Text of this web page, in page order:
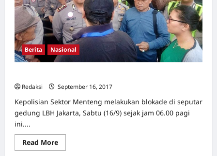
Berita Nasional
Redaksi
September 16, 2017
Kepolisian Sektor Menteng melakukan blokade di seputar
gedung LBH Jakarta, Sabtu (16/9) sejak jam 06.00 pagi
ini....
Read MoreRead
more